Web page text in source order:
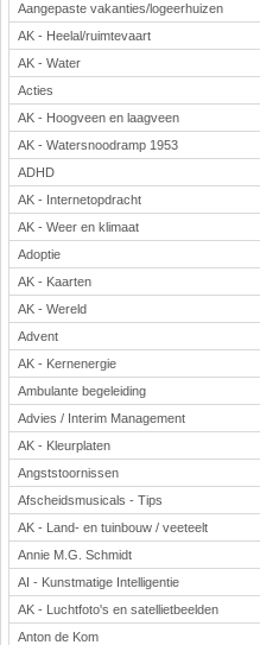
Aangepaste vakanties/logeerhuizen
AK - Heelal/ruimtevaart
AK - Water
Acties
AK - Hoogveen en laagveen
AK - Watersnoodramp 1953
ADHD
AK - Internetopdracht
AK - Weer en klimaat
Adoptie
AK - Kaarten
AK - Wereld
Advent
AK - Kernenergie
Ambulante begeleiding
Advies / Interim Management
AK - Kleurplaten
Angststoornissen
Afscheidsmusicals - Tips
AK - Land- en tuinbouw / veeteelt
Annie M.G. Schmidt
AI - Kunstmatige Intelligentie
AK - Luchtfoto's en satellietbeelden
Anton de Kom